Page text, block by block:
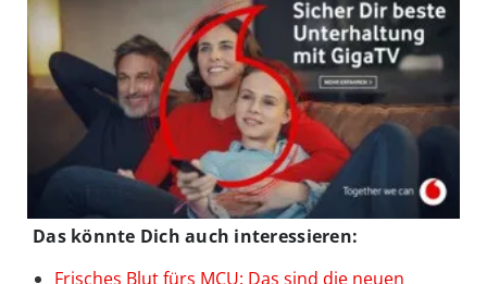
Das könnte Dich auch interessieren:
Frisches Blut fürs MCU: Das sind die neuen